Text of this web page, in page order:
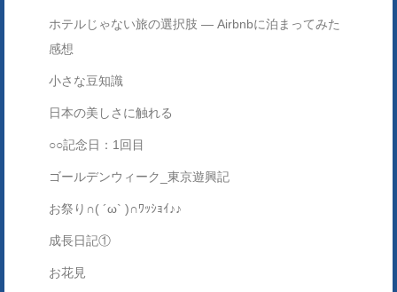
ホテルじゃない旅の選択肢 ― Airbnbに泊まってみた
感想
小さな豆知識
日本の美しさに触れる
○○記念日：1回目
ゴールデンウィーク_東京遊興記
お祭り∩( ´ω` )∩ﾜｯｼｮｲ♪♪
成長日記①
お花見